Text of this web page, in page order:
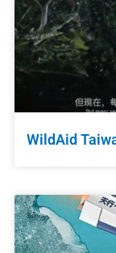
WildAid